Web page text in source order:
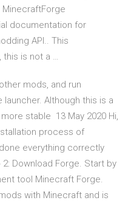
documentation for
API.. This
this is not a …
mods, and run
Although this is a
stable 13 May 2020 Hi,
process of
everything correctly
Download Forge. Start by
tool Minecraft Forge.
with Minecraft and is